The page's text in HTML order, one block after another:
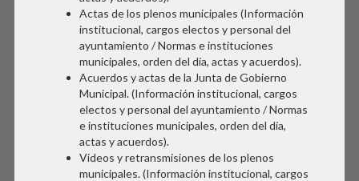
Actas de los plenos municipales (Información
institucional, cargos electos y personal del
ayuntamiento / Normas e instituciones
municipales, orden del día, actas y acuerdos).
Acuerdos y actas de la Junta de Gobierno
Municipal. (Información institucional, cargos
electos y personal del ayuntamiento / Normas
e instituciones municipales, orden del día,
actas y acuerdos).
Videos y retransmisiones de los plenos
municipales. (Información institucional, cargos